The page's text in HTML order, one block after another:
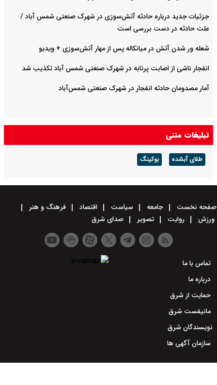
جزئیات جدید درباره حادثه آتش‌سوزی در شهرک صنعتی شمس آباد /
علت حادثه در دست بررسی است
شعله ور شدن آتش در میانکاله پس از مهار آتش‌سوزی + ویدیو
انفجار ناشی از اصابت پرتابه در شهرک صنعتی شمس آباد تکذیب شد
آمار مصدومان حادثه انفجار در شهرک صنعتی شمس‌آباد
تبلیغات متنی
طلای آبشده بوکینگ
صفحه نخست جامعه سیاست اقتصاد
فرهنگ و هنر
ورزش
روایت تصویر صدای شرق
تماس با ما
درباره ما
حمایت از شرق
مانیفست شرق
نویسندگان شرق
سازمان آگهی ها